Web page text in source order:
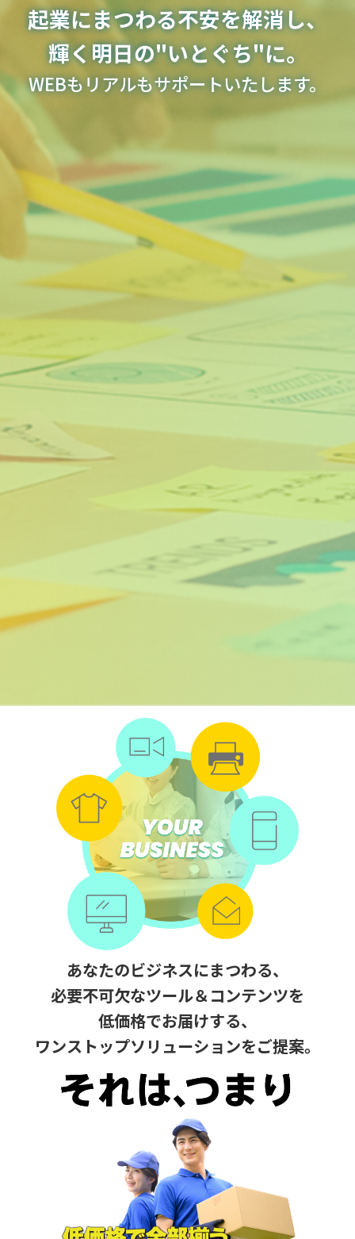
起業にまつわる不安を解消し、
輝く明日の"いとぐち"に。
WEBもリアルもサポートいたします。
あなたのビジネスにまつわる、
必要不可欠なツール＆コンテンツを
低価格でお届けする、
ワンストップソリューションをご提案。